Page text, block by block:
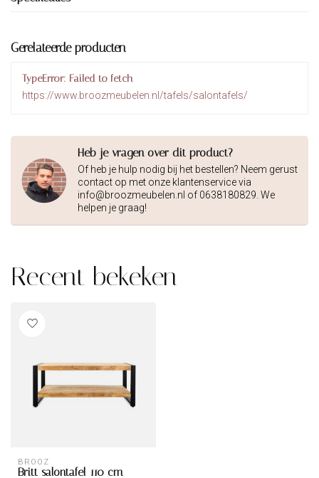
Gerelateerde producten
TypeError: Failed to fetch
https://www.broozmeubelen.nl/tafels/salontafels/
Heb je vragen over dit product?
Of heb je hulp nodig bij het bestellen? Neem gerust
contact op met onze klantenservice via
info@broozmeubelen.nl of 0638180829. We
helpen je graag!
Recent bekeken
BROOZ
Britt salontafel 110 cm